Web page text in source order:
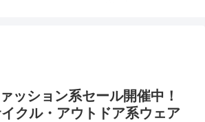
ッション系セール開催中！
クル・アウトドア系ウェア